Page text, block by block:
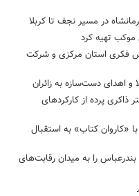
در مسیر نجف تا کربلا
موکب تهیه کرد
فکری استان مرکزی و شرکت
و اهدای دست‌سازه به زائران
پرده از کارکردهای
«کاروان کتاب» به استقبال
را به میدان رقابت‌های